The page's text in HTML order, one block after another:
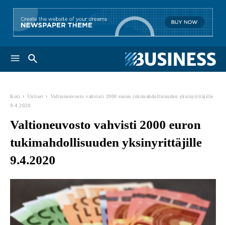
Koti Uutiset
Valtioneuvosto vahvisti 2000 euron tukimahdollisuuden yksinyrittäjille
9.4.2020
Valtioneuvosto vahvisti 2000 euron
tukimahdollisuuden yksinyrittäjille
9.4.2020